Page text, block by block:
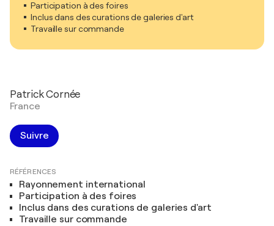
Participation à des foires
Inclus dans des curations de galeries d'art
Travaille sur commande
Patrick Cornée
France
Suivre
RÉFÉRENCES
Rayonnement international
Participation à des foires
Inclus dans des curations de galeries d'art
Travaille sur commande